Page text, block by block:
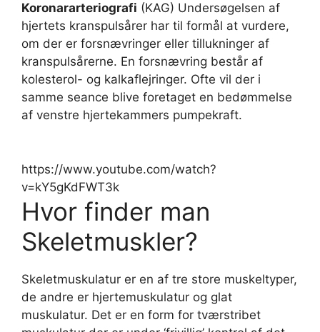
Koronararteriografi (KAG) Undersøgelsen af
hjertets kranspulsårer har til formål at vurdere,
om der er forsnævringer eller tillukninger af
kranspulsårerne. En forsnævring består af
kolesterol- og kalkaflejringer. Ofte vil der i
samme seance blive foretaget en bedømmelse
af venstre hjertekammers pumpekraft.
https://www.youtube.com/watch?
v=kY5gKdFWT3k
Hvor finder man
Skeletmuskler?
Skeletmuskulatur er en af tre store muskeltyper,
de andre er hjertemuskulatur og glat
muskulatur. Det er en form for tværstribet